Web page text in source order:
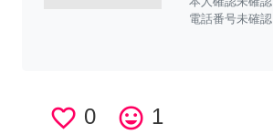
電話番号未確認
favorite_border 0 tag_faces 1